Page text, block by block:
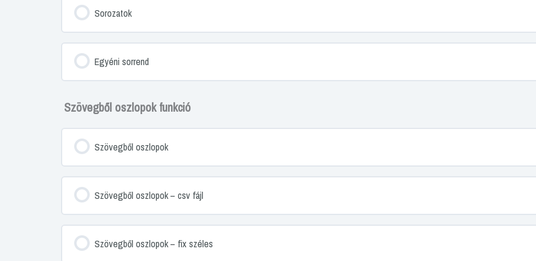
Sorozatok
Egyéni sorrend
Szövegből oszlopok funkció
Szövegből oszlopok
Szövegből oszlopok – csv fájl
Szövegből oszlopok – fix széles